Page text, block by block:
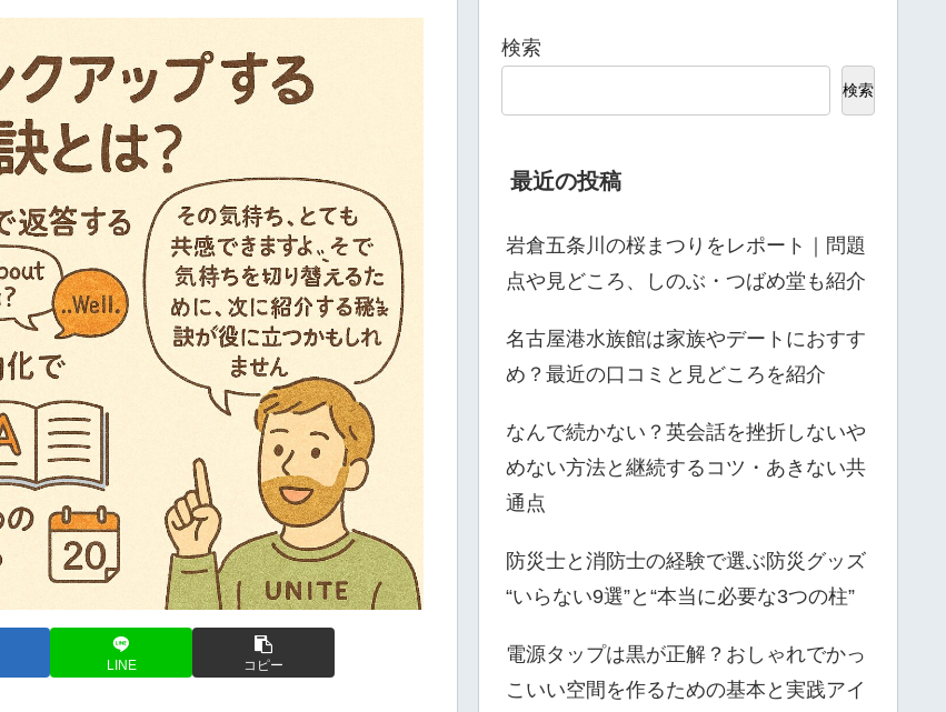
LINE コピー
検索
検索
最近の投稿
岩倉五条川の桜まつりをレポート｜問題
点や見どころ、しのぶ・つばめ堂も紹介
名古屋港水族館は家族やデートにおすす
め？最近の口コミと見どころを紹介
なんで続かない？英会話を挫折しないや
めない方法と継続するコツ・あきない共
通点
防災士と消防士の経験で選ぶ防災グッズ
“いらない9選”と“本当に必要な3つの柱”
電源タップは黒が正解？おしゃれでかっ
こいい空間を作るための基本と実践アイ